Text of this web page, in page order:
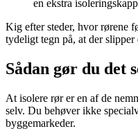
en ekstra
Kig efter steder, hvor rørene
tydeligt tegn på, at der slipper
Sådan gør du det
At isolere rør er en af de
selv. Du behøver ikke
byggemarkeder.